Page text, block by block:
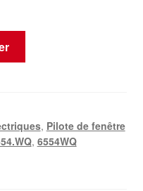
, Pilote de fenêtre
, 6554WQ